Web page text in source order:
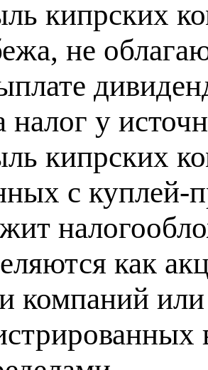
кипрских
не
налог у
кипрских
с
как
компаний